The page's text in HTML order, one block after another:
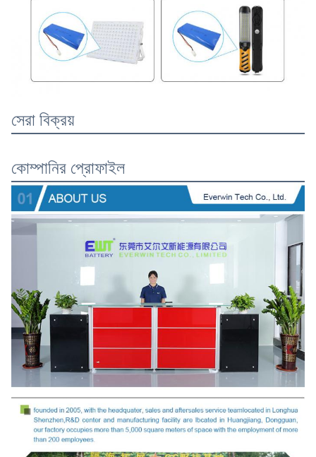
সেরা বিক্রয়
কোম্পানির প্রোফাইল